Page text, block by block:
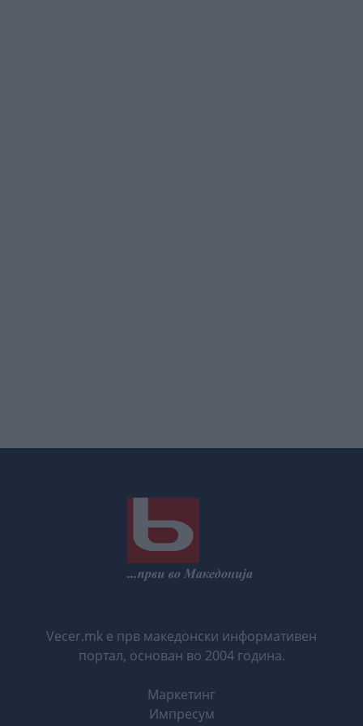
Vecer.mk е прв македонски информативен
портал, основан во 2004 година.
Маркетинг
Импресум